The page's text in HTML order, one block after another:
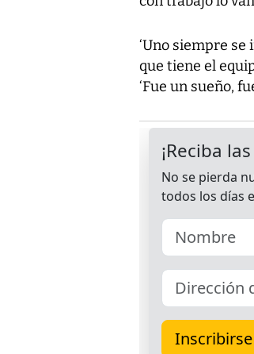
‘Uno siempre
que tiene el
‘Fue un sueño,